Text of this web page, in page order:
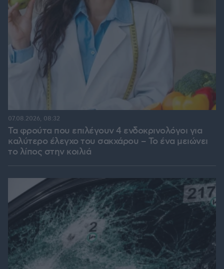
Τα φρούτα που επιλέγουν 4 ενδοκρινολόγοι για
καλύτερο έλεγχο του σακχάρου – Το ένα μειώνει
το λίπος στην κοιλιά
07.08.2026, 08:32